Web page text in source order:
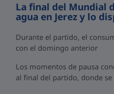
La final del Mundial
agua en Jerez y lo
Durante el partido, el
con el domingo anterior
Los momentos de pausa
al final del partido, donde